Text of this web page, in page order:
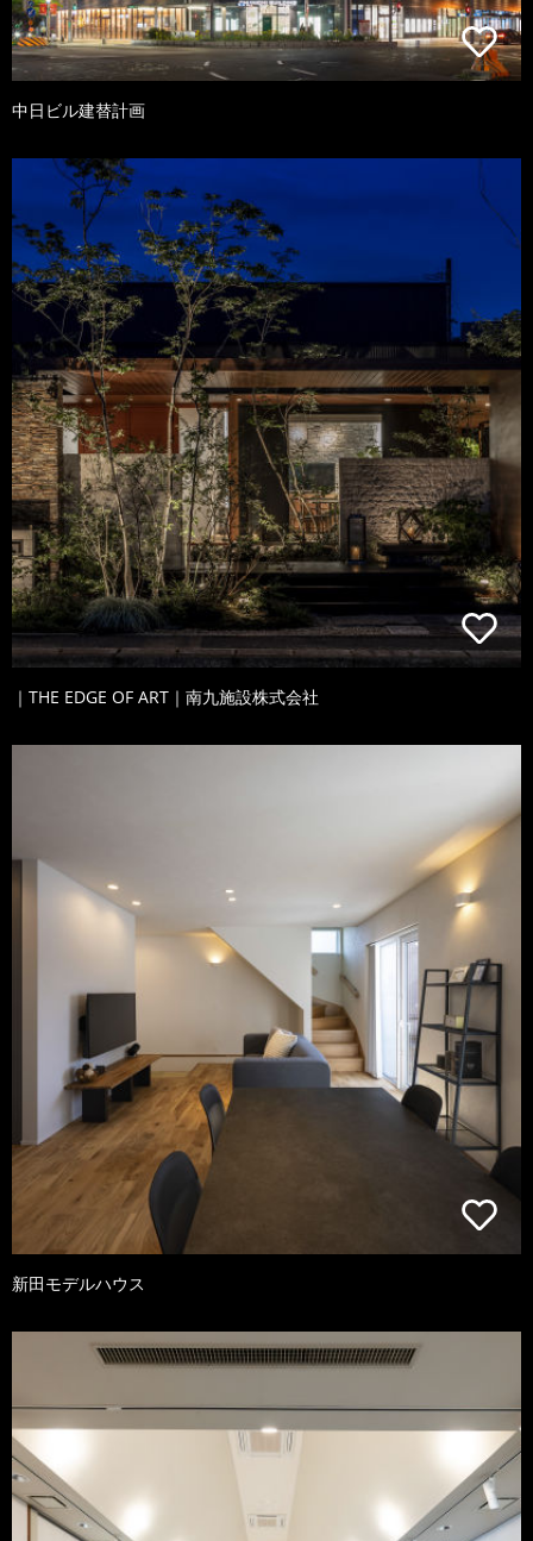
中日ビル建替計画
｜THE EDGE OF ART｜南九施設株式会社
新田モデルハウス